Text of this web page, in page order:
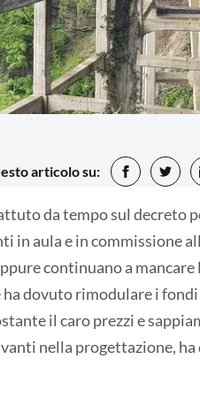
articolo su:
da tempo sul decreto
in aula e in commissione
continuano a
dovuto rimodulare i
il caro prezzi e
nella progettazione,